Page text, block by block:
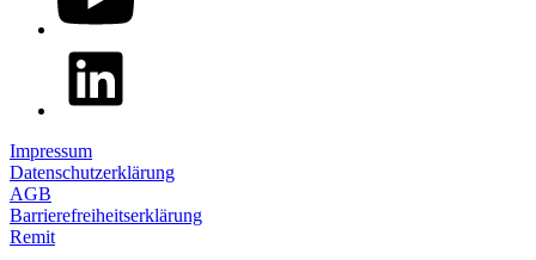
Impressum
Datenschutzerklärung
AGB
Barrierefreiheitserklärung
Remit